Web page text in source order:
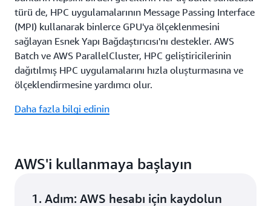
türü de, HPC uygulamalarının Message Passing Interface
(MPI) kullanarak binlerce GPU'ya ölçeklenmesini
sağlayan Esnek Yapı Bağdaştırıcısı'nı destekler. AWS
Batch ve AWS ParallelCluster, HPC geliştiricilerinin
dağıtılmış HPC uygulamalarını hızla oluşturmasına ve
ölçeklendirmesine yardımcı olur.
Daha fazla bilgi edinin
AWS'i kullanmaya başlayın
1. Adım: AWS hesabı için kaydolun